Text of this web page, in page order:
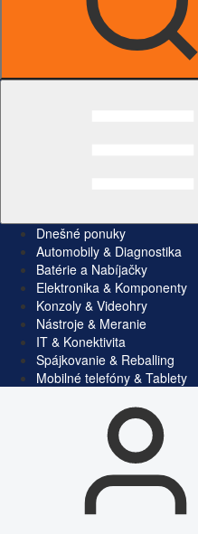
Dnešné ponuky
Automobily & Diagnostika
Batérie a Nabíjačky
Elektronika & Komponenty
Konzoly & Videohry
Nástroje & Meranie
IT & Konektivita
Spájkovanie & Reballing
Mobilné telefóny & Tablety